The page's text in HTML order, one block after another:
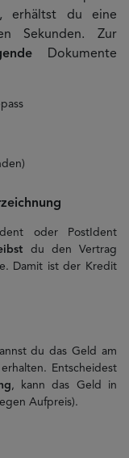
erhältst du eine
Sekunden. Zur
Dokumente
oder PostIdent
du den Vertrag
Damit ist der Kredit
du das Geld am
erhalten. Entscheidest
, kann das Geld in
Aufpreis).